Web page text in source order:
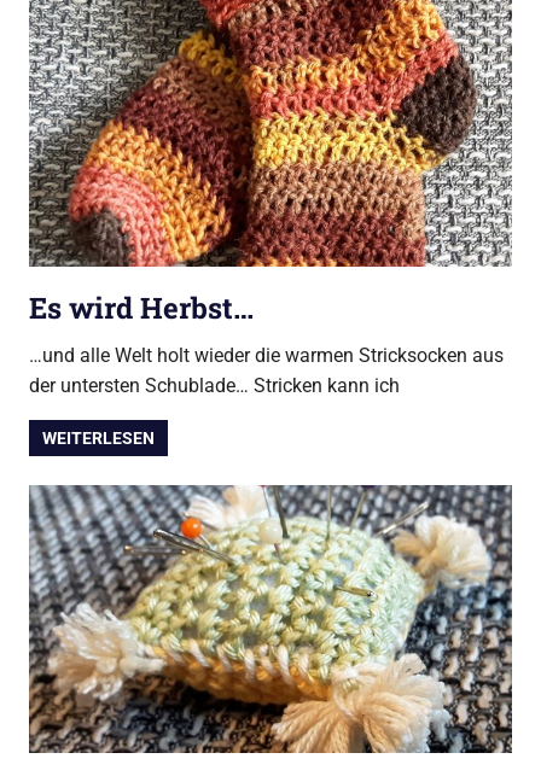
Es wird Herbst…
…und alle Welt holt wieder die warmen Stricksocken aus
der untersten Schublade… Stricken kann ich
WEITERLESEN